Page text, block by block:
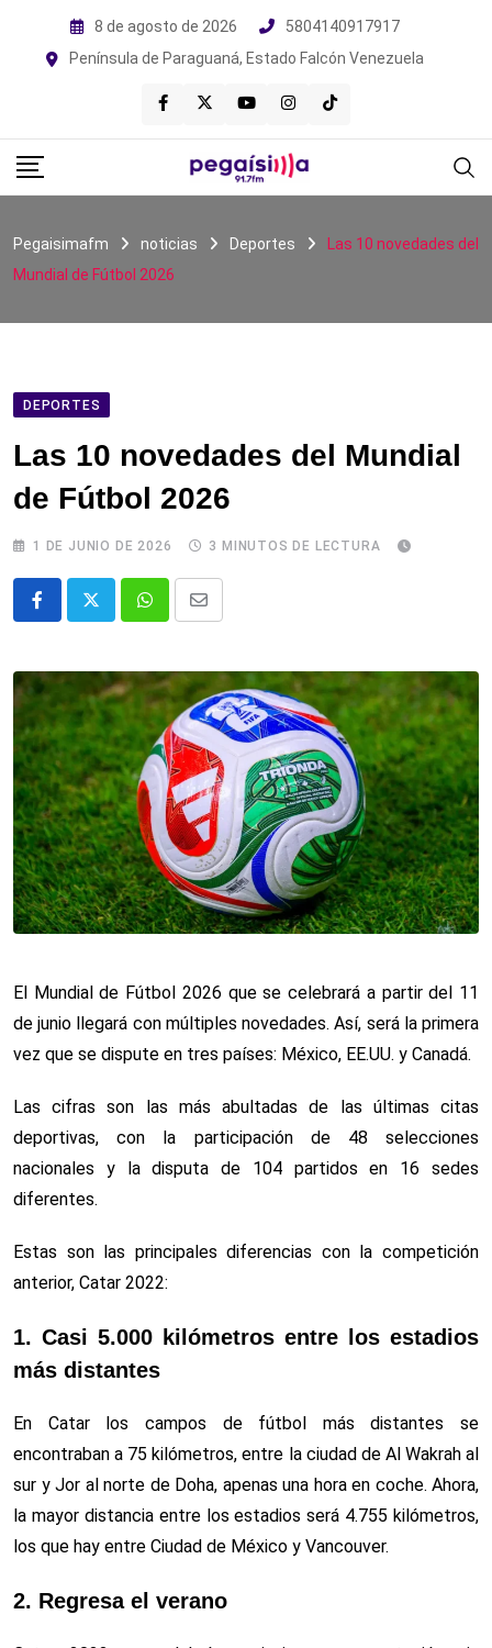
8 de agosto de 2026
5804140917917
Península de Paraguaná, Estado Falcón Venezuela
Pegaisimafm noticias Deportes
Las 10 novedades del
Mundial de Fútbol 2026
DEPORTES
Las 10 novedades del Mundial
de Fútbol 2026
1 DE JUNIO DE 2026 3 MINUTOS DE LECTURA
WhatsappComparte
email
El Mundial de Fútbol 2026 que se celebrará a partir del 11
de junio llegará con múltiples novedades. Así, será la primera
vez que se dispute en tres países: México, EE.UU. y Canadá.
Las cifras son las más abultadas de las últimas citas
deportivas, con la participación de 48 selecciones
nacionales y la disputa de 104 partidos en 16 sedes
diferentes.
Estas son las principales diferencias con la competición
anterior, Catar 2022:
1. Casi 5.000 kilómetros entre los estadios
más distantes
En Catar los campos de fútbol más distantes se
encontraban a 75 kilómetros, entre la ciudad de Al Wakrah al
sur y Jor al norte de Doha, apenas una hora en coche. Ahora,
la mayor distancia entre los estadios será 4.755 kilómetros,
los que hay entre Ciudad de México y Vancouver.
2. Regresa el verano